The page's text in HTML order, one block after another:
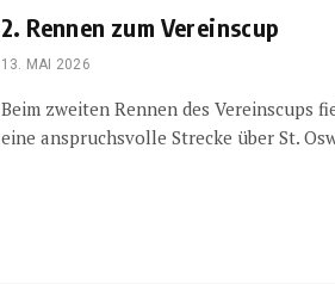
2. Rennen zum Vereinscup
13. MAI 2026
Beim zweiten Rennen des Vereinscups
eine anspruchsvolle Strecke über St.